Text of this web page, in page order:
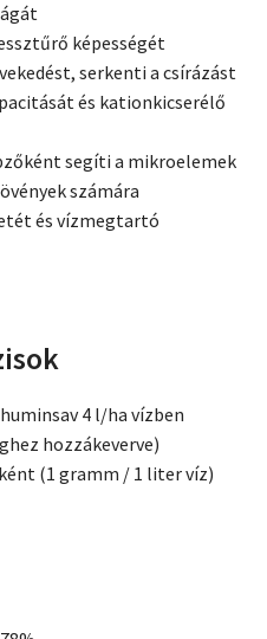
képességét
serkenti a csírázást
és kationkicserélő
segíti a mikroelemek
számára
és vízmegtartó
4 l/ha vízben
hozzákeverve)
(1 gramm / 1 liter víz)